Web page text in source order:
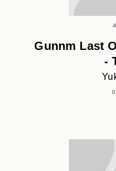
Gunnm Last
-